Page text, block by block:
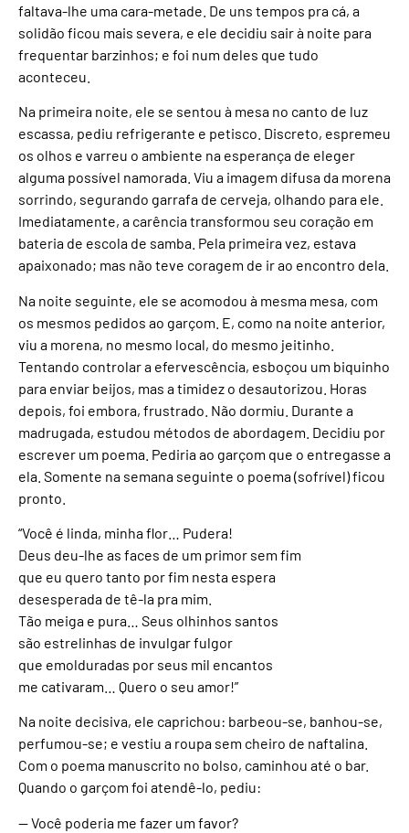
faltava-lhe uma cara-metade. De uns tempos pra cá, a
solidão ficou mais severa, e ele decidiu sair à noite para
frequentar barzinhos; e foi num deles que tudo
aconteceu.
Na primeira noite, ele se sentou à mesa no canto de luz
escassa, pediu refrigerante e petisco. Discreto, espremeu
os olhos e varreu o ambiente na esperança de eleger
alguma possível namorada. Viu a imagem difusa da morena
sorrindo, segurando garrafa de cerveja, olhando para ele.
Imediatamente, a carência transformou seu coração em
bateria de escola de samba. Pela primeira vez, estava
apaixonado; mas não teve coragem de ir ao encontro dela.
Na noite seguinte, ele se acomodou à mesma mesa, com
os mesmos pedidos ao garçom. E, como na noite anterior,
viu a morena, no mesmo local, do mesmo jeitinho.
Tentando controlar a efervescência, esboçou um biquinho
para enviar beijos, mas a timidez o desautorizou. Horas
depois, foi embora, frustrado. Não dormiu. Durante a
madrugada, estudou métodos de abordagem. Decidiu por
escrever um poema. Pediria ao garçom que o entregasse a
ela. Somente na semana seguinte o poema (sofrível) ficou
pronto.
“Você é linda, minha flor… Pudera!
Deus deu-lhe as faces de um primor sem fim
que eu quero tanto por fim nesta espera
desesperada de tê-la pra mim.
Tão meiga e pura… Seus olhinhos santos
são estrelinhas de invulgar fulgor
que emolduradas por seus mil encantos
me cativaram… Quero o seu amor!”
Na noite decisiva, ele caprichou: barbeou-se, banhou-se,
perfumou-se; e vestiu a roupa sem cheiro de naftalina.
Com o poema manuscrito no bolso, caminhou até o bar.
Quando o garçom foi atendê-lo, pediu:
— Você poderia me fazer um favor?